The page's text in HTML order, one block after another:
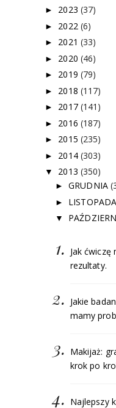
► 2023 (37)
► 2022 (6)
► 2021 (33)
► 2020 (46)
► 2019 (79)
► 2018 (117)
► 2017 (141)
► 2016 (187)
► 2015 (235)
► 2014 (303)
▼ 2013 (350)
►GRUDNIA
►
▼
Jak ćwiczę
rezultaty.
Jakie
mamy
Makijaż:
krok po
Najlepszy